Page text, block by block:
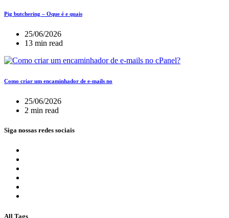
Pig butchering – Oque é e quais
25/06/2026
13 min read
Como criar um encaminhador de e-mails no
25/06/2026
2 min read
Siga nossas redes sociais
All Tags